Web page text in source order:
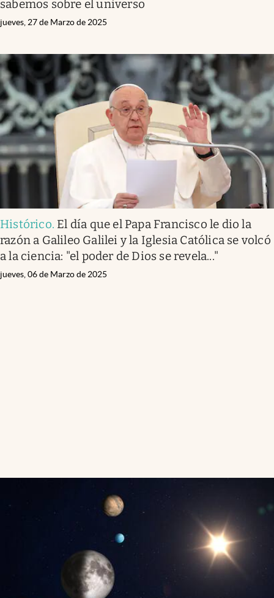
sabemos sobre el universo
jueves, 27 de Marzo de 2025
Histórico. El día que el Papa Francisco le dio la
razón a Galileo Galilei y la Iglesia Católica se volcó
a la ciencia: "el poder de Dios se revela..."
jueves, 06 de Marzo de 2025